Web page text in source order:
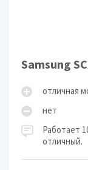
Samsung
отличная
нет
Работает
отличный.